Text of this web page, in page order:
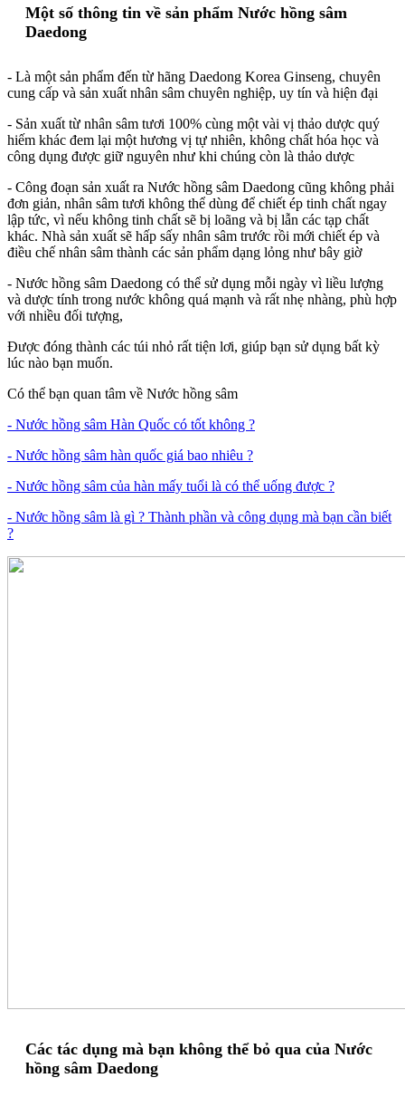
Một số thông tin về sản phẩm Nước hồng sâm
Daedong
- Là một sản phẩm đến từ hãng Daedong Korea Ginseng, chuyên
cung cấp và sản xuất nhân sâm chuyên nghiệp, uy tín và hiện đại
- Sản xuất từ nhân sâm tươi 100% cùng một vài vị thảo dược quý
hiếm khác đem lại một hương vị tự nhiên, không chất hóa học và
công dụng được giữ nguyên như khi chúng còn là thảo dược
- Công đoạn sản xuất ra Nước hồng sâm Daedong cũng không phải
đơn giản, nhân sâm tươi không thể dùng để chiết ép tinh chất ngay
lập tức, vì nếu không tinh chất sẽ bị loãng và bị lẫn các tạp chất
khác. Nhà sản xuất sẽ hấp sấy nhân sâm trước rồi mới chiết ép và
điều chế nhân sâm thành các sản phẩm dạng lỏng như bây giờ
- Nước hồng sâm Daedong có thể sử dụng mỗi ngày vì liều lượng
và dược tính trong nước không quá mạnh và rất nhẹ nhàng, phù hợp
với nhiều đối tượng,
Được đóng thành các túi nhỏ rất tiện lơi, giúp bạn sử dụng bất kỳ
lúc nào bạn muốn.
Có thể bạn quan tâm về Nước hồng sâm
- Nước hồng sâm Hàn Quốc có tốt không ?
- Nước hồng sâm hàn quốc giá bao nhiêu ?
- Nước hồng sâm của hàn mấy tuổi là có thể uống được ?
- Nước hồng sâm là gì ? Thành phần và công dụng mà bạn cần biết
?
Các tác dụng mà bạn không thể bỏ qua của Nước
hồng sâm Daedong